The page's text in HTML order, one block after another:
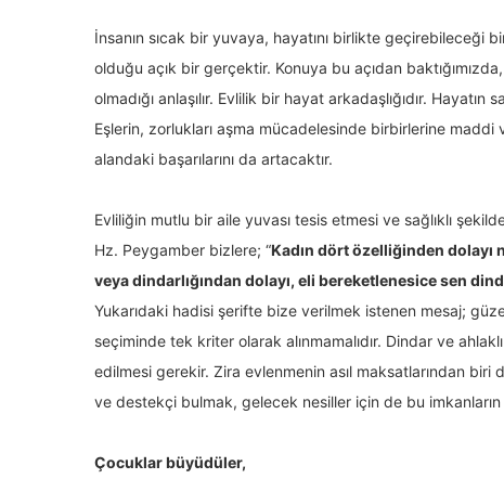
İnsanın sıcak bir yuvaya, hayatını birlikte geçirebileceği
olduğu açık bir gerçektir. Konuya bu açıdan
olmadığı anlaşılır. Evlilik bir hayat arkadaşlığıdır.
Eşlerin, zorlukları aşma mücadelesinde birbirlerine
alandaki başarılarını da artacaktır.
Evliliğin mutlu bir aile yuvası tesis etmesi ve sağlıklı
Hz. Peygamber bizlere; “Kadın dört özelliğinden dolayı
veya dindarlığından dolayı, eli bereketlenesice sen
Yukarıdaki hadisi şerifte bize verilmek istenen mesaj;
seçiminde tek kriter olarak alınmamalıdır. Dindar ve
edilmesi gerekir. Zira evlenmenin asıl maksatlarından biri
ve destekçi bulmak, gelecek nesiller için de bu
Çocuklar büyüdüler,